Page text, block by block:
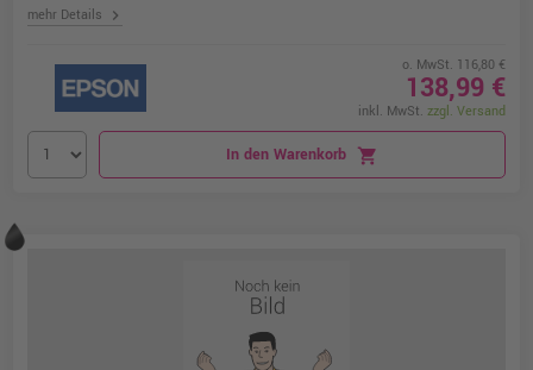
mehr Details chevron_right
o. MwSt. 116,80 €
138,99 €
inkl. MwSt. zzgl. Versand
In den Warenkorb shopping_cart